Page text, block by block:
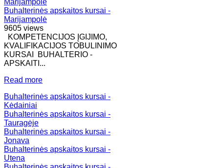
Buhalterinės apskaitos kursai -
Marijampolė
9605 views
KOMPETENCIJOS ĮGIJIMO,
KVALIFIKACIJOS TOBULINIMO
KURSAI BUHALTERIO -
APSKAITI...
Read more
Buhalterinės apskaitos kursai -
Kėdainiai
Buhalterinės apskaitos kursai -
Tauragėje
Buhalterinės apskaitos kursai -
Jonava
Buhalterinės apskaitos kursai -
Utena